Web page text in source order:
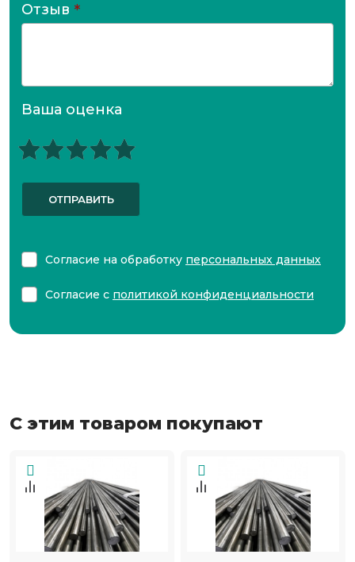
Отзыв *
Ваша оценка
ОТПРАВИТЬ
Согласие на обработку персональных данных
Согласие с политикой конфиденциальности
С этим товаром покупают